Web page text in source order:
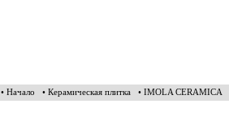
• Начало • Керамическая плитка • IMOLA CERAMICA